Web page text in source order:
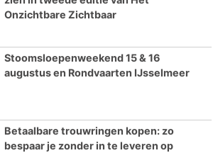
Onzichtbare Zichtbaar
Stoomsloepenweekend 15 & 16
augustus en Rondvaarten IJsselmeer
Betaalbare trouwringen kopen: zo
bespaar je zonder in te leveren op